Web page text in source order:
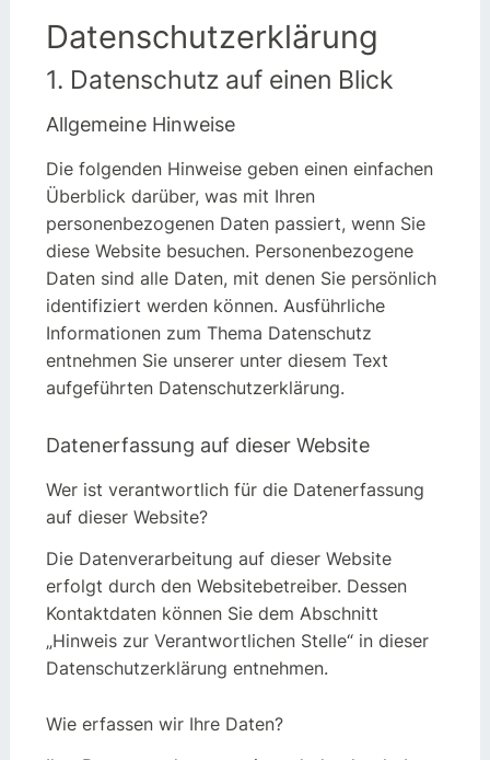
Datenschutz­erklärung
1. Datenschutz auf einen Blick
Allgemeine Hinweise
Die folgenden Hinweise geben einen einfachen
Überblick darüber, was mit Ihren
personenbezogenen Daten passiert, wenn Sie
diese Website besuchen. Personenbezogene
Daten sind alle Daten, mit denen Sie persönlich
identifiziert werden können. Ausführliche
Informationen zum Thema Datenschutz
entnehmen Sie unserer unter diesem Text
aufgeführten Datenschutzerklärung.
Datenerfassung auf dieser Website
Wer ist verantwortlich für die Datenerfassung
auf dieser Website?
Die Datenverarbeitung auf dieser Website
erfolgt durch den Websitebetreiber. Dessen
Kontaktdaten können Sie dem Abschnitt
„Hinweis zur Verantwortlichen Stelle“ in dieser
Datenschutzerklärung entnehmen.
Wie erfassen wir Ihre Daten?